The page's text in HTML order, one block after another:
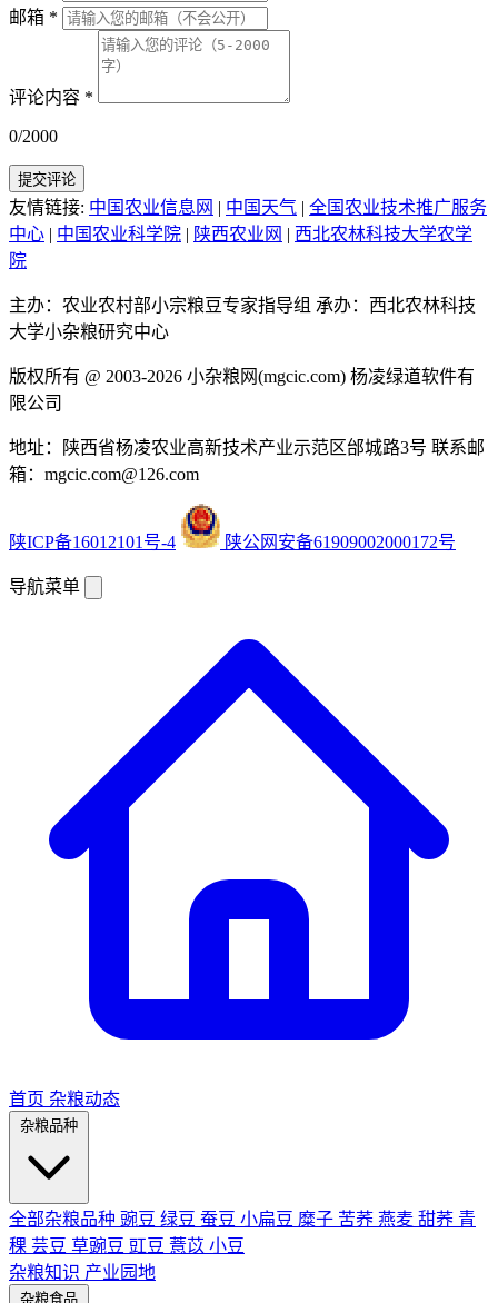
邮箱 *
评论内容 *
0/2000
提交评论
友情链接: 中国农业信息网 | 中国天气 | 全国农业技术推广服务
中心 | 中国农业科学院 | 陕西农业网 | 西北农林科技大学农学
院
主办：农业农村部小宗粮豆专家指导组 承办：西北农林科技
大学小杂粮研究中心
版权所有 @ 2003-2026 小杂粮网(mgcic.com) 杨凌绿道软件有
限公司
地址：陕西省杨凌农业高新技术产业示范区邰城路3号 联系邮
箱：mgcic.com@126.com
陕ICP备16012101号-4 陕公网安备61909002000172号
导航菜单
首页 杂粮动态
杂粮品种
全部杂粮品种 豌豆 绿豆 蚕豆 小扁豆 糜子 苦荞 燕麦 甜荞 青
稞 芸豆 草豌豆 豇豆 薏苡 小豆
杂粮知识 产业园地
杂粮食品